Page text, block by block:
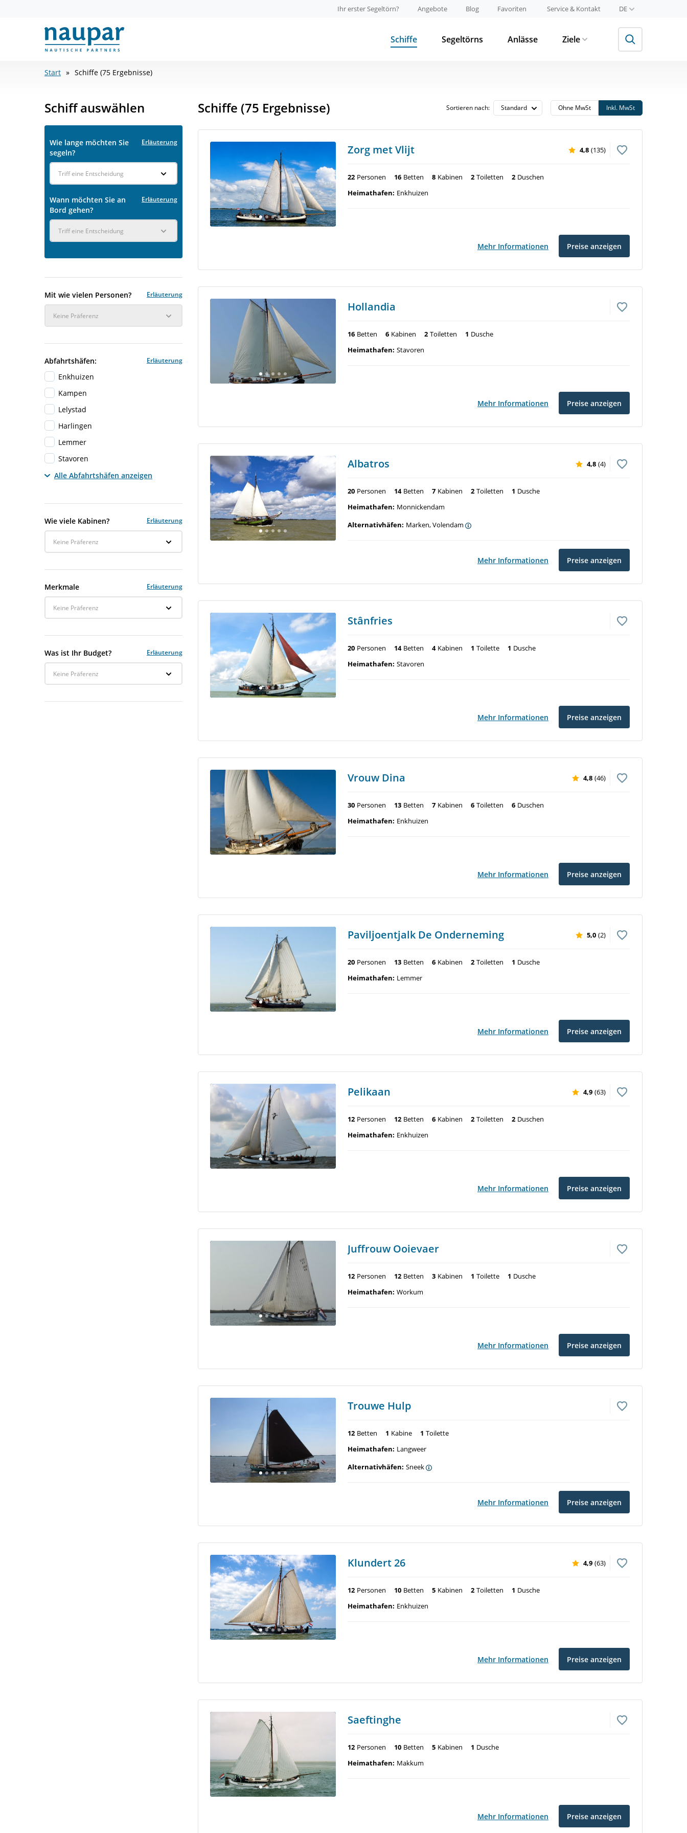
Ihr erster Segeltörn? Angebote Blog Favoriten Service & Kontakt DE
Schiffe Segeltörns Anlässe Ziele
Start Schiffe (75 Ergebnisse)
Schiff auswählen
Wie lange möchten Sie
segeln?
Erläuterung
Triff eine Entscheidung
Wann möchten Sie an
Bord gehen?
Erläuterung
Triff eine Entscheidung
Mit wie vielen Personen? Erläuterung
Keine Präferenz
Abfahrtshäfen: Erläuterung
Enkhuizen
Kampen
Lelystad
Harlingen
Lemmer
Stavoren
Alle Abfahrtshäfen anzeigen
Wie viele Kabinen? Erläuterung
Keine Präferenz
Merkmale Erläuterung
Keine Präferenz
Was ist Ihr Budget? Erläuterung
Keine Präferenz
Schiffe (75 Ergebnisse) Sortieren nach: Ohne MwSt Inkl. MwSt
Zorg met Vlijt 4,8 (135)
22 Personen 16 Betten 8 Kabinen 2 Toiletten 2 Duschen
Heimathafen: Enkhuizen
Mehr Informationen Preise anzeigen
Hollandia
16 Betten 6 Kabinen 2 Toiletten 1 Dusche
Heimathafen: Stavoren
Mehr Informationen Preise anzeigen
Albatros 4,8 (4)
20 Personen 14 Betten 7 Kabinen 2 Toiletten 1 Dusche
Heimathafen: Monnickendam
Alternativhäfen: Marken, Volendam
Mehr Informationen Preise anzeigen
Stânfries
20 Personen 14 Betten 4 Kabinen 1 Toilette 1 Dusche
Heimathafen: Stavoren
Mehr Informationen Preise anzeigen
Vrouw Dina 4,8 (46)
30 Personen 13 Betten 7 Kabinen 6 Toiletten 6 Duschen
Heimathafen: Enkhuizen
Mehr Informationen Preise anzeigen
Paviljoentjalk De Onderneming 5,0 (2)
20 Personen 13 Betten 6 Kabinen 2 Toiletten 1 Dusche
Heimathafen: Lemmer
Mehr Informationen Preise anzeigen
Pelikaan 4,9 (63)
12 Personen 12 Betten 6 Kabinen 2 Toiletten 2 Duschen
Heimathafen: Enkhuizen
Mehr Informationen Preise anzeigen
Juffrouw Ooievaer
12 Personen 12 Betten 3 Kabinen 1 Toilette 1 Dusche
Heimathafen: Workum
Mehr Informationen Preise anzeigen
Trouwe Hulp
12 Betten 1 Kabine 1 Toilette
Heimathafen: Langweer
Alternativhäfen: Sneek
Mehr Informationen Preise anzeigen
Klundert 26 4,9 (63)
12 Personen 10 Betten 5 Kabinen 2 Toiletten 1 Dusche
Heimathafen: Enkhuizen
Mehr Informationen Preise anzeigen
Saeftinghe
12 Personen 10 Betten 5 Kabinen 1 Dusche
Heimathafen: Makkum
Mehr Informationen Preise anzeigen